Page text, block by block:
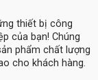
thiết bị công
của bạn! Chúng
phẩm chất lượng
cho khách hàng.